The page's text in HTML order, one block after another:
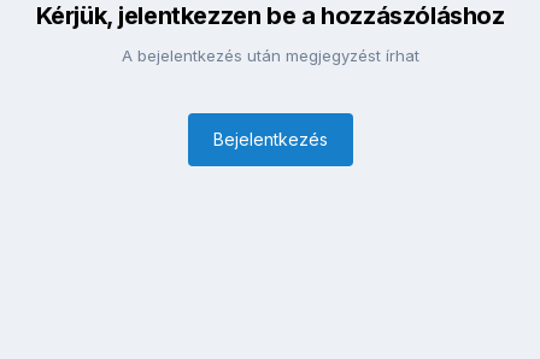
Kérjük, jelentkezzen be a hozzászóláshoz
A bejelentkezés után megjegyzést írhat
Bejelentkezés